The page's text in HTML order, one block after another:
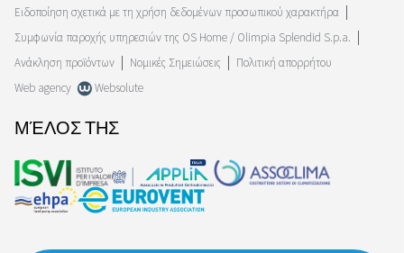
Ειδοποίηση σχετικά με τη χρήση δεδομένων προσωπικού χαρακτήρα
Συμφωνία παροχής υπηρεσιών της OS Home / Olimpia Splendid S.p.a.
Ανάκληση προϊόντων
Νομικές Σημειώσεις
Πολιτική απορρήτου
Web agency
Websolute
ΜΈΛΟΣ ΤΗΣ